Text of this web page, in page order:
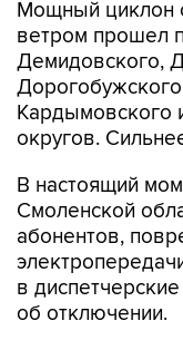
Демидовского,
Кардымовского
округов.
В настоящий
абонентов,
в
об отключении.
"К сожалению,